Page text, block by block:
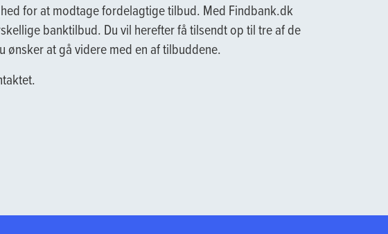
for at modtage fordelagtige tilbud. Med Findbank.dk
banktilbud. Du vil herefter få tilsendt op til tre af de
at gå videre med en af tilbuddene.